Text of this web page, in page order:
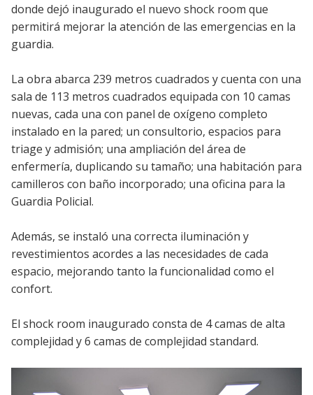
donde dejó inaugurado el nuevo shock room que
permitirá mejorar la atención de las emergencias en la
guardia.
La obra abarca 239 metros cuadrados y cuenta con una
sala de 113 metros cuadrados equipada con 10 camas
nuevas, cada una con panel de oxígeno completo
instalado en la pared; un consultorio, espacios para
triage y admisión; una ampliación del área de
enfermería, duplicando su tamaño; una habitación para
camilleros con baño incorporado; una oficina para la
Guardia Policial.
Además, se instaló una correcta iluminación y
revestimientos acordes a las necesidades de cada
espacio, mejorando tanto la funcionalidad como el
confort.
El shock room inaugurado consta de 4 camas de alta
complejidad y 6 camas de complejidad standard.